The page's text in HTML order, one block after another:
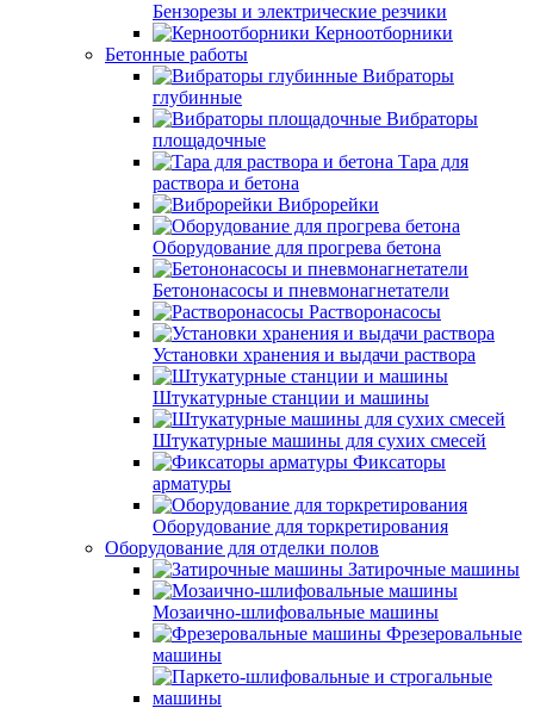
Бензорезы и электрические резчики
Керноотборники
Бетонные работы
Вибраторы
глубинные
Вибраторы
площадочные
Тара для
раствора и бетона
Виброрейки
Оборудование для прогрева бетона
Бетононасосы и пневмонагнетатели
Растворонасосы
Установки хранения и выдачи раствора
Штукатурные станции и машины
Штукатурные машины для сухих смесей
Фиксаторы
арматуры
Оборудование для торкретирования
Оборудование для отделки полов
Затирочные машины
Мозаично-шлифовальные машины
Фрезеровальные
машины